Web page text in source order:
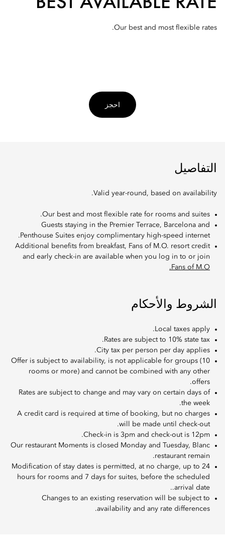
Our best and most flexible rates.
احجز
التفاصيل
Valid year-round, based on availability.
Our best and most flexible rate for rooms and suites.
Guests staying in the Premier Terrace, Barcelona and
Penthouse Suites enjoy complimentary high-speed internet.
Additional benefits from breakfast, Fans of M.O. resort credit
and early check-in are available when you log in to or join
Fans of M.O.
الشروط والأحكام
Local taxes apply.
Rates are subject to 10% state tax.
City tax per person per day applies.
Offer is subject to availability, is not applicable for groups (10
rooms or more) and cannot be combined with any other
offers.
Rates are subject to change and may vary on certain days of
the week.
A credit card is required at time of booking, but no charges
will be made until check-out.
Check-in is 3pm and check-out is 12pm.
Our restaurant Moments is closed Monday and Tuesday, Blanc
restaurant remain.
Modification of stay dates is permitted, at no charge, up to 24
hours for rooms and 7 days for suites, before the scheduled
arrival date..
Changes to an existing reservation will be subject to
availability and any rate differences.